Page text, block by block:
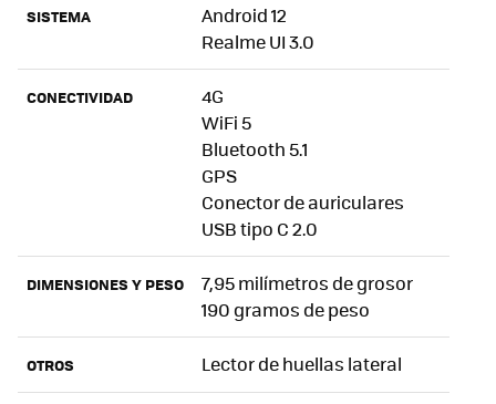
SISTEMA
Android 12
Realme UI 3.0
CONECTIVIDAD
4G
WiFi 5
Bluetooth 5.1
GPS
Conector de auriculares
USB tipo C 2.0
DIMENSIONES Y PESO
7,95 milímetros de grosor
190 gramos de peso
OTROS Lector de huellas lateral